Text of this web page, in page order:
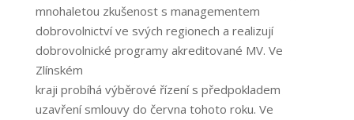
mnohaletou zkušenost s managementem
dobrovolnictví ve svých regionech a realizují
dobrovolnické programy akreditované MV. Ve
Zlínském
kraji probíhá výběrové řízení s předpokladem
uzavření smlouvy do června tohoto roku. Ve